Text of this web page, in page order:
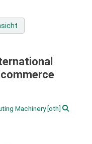
Machinery[oth]